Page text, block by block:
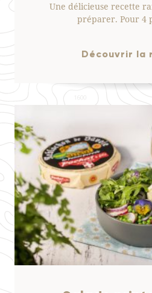
Une délicieuse recette
préparer. Pour 4
Découvrir la